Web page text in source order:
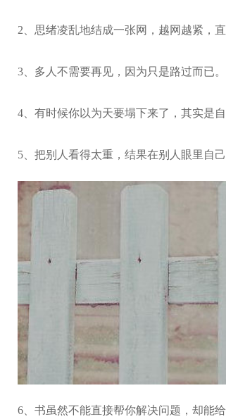
2、思绪凌乱地结成一张网，越网越紧，直
3、多人不需要再见，因为只是路过而已。
4、有时候你以为天要塌下来了，其实是自
5、把别人看得太重，结果在别人眼里自己
6、书虽然不能直接帮你解决问题，却能给